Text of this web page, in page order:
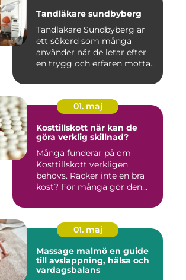
Tandläkare sundbyberg
Tandläkare Sundbyberg är
ett sökord som många
använder när de letar efter
en trygg och erfaren motta...
01. maj
Kosttillskott när kan de
göra verklig skillnad?
Många funderar på om
Kosttillskott verkligen
behövs. Räcker inte en bra
kost? För många gör den
01. maj
Massage malmö en guide
till avslappning, hälsa och
vardagsbalans